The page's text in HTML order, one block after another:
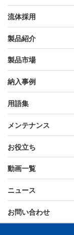
流体採用
製品紹介
製品市場
納入事例
用語集
メンテナンス
お役立ち
動画一覧
ニュース
お問い合わせ